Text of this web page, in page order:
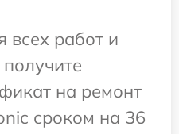
всех работ и
на ремонт
сроком на 36